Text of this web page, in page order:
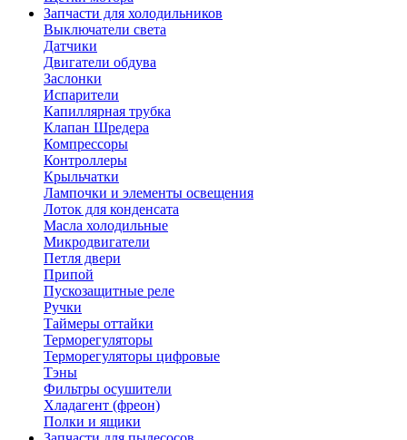
Запчасти для холодильников
Выключатели света
Датчики
Двигатели обдува
Заслонки
Испарители
Капиллярная трубка
Клапан Шредера
Компрессоры
Контроллеры
Крыльчатки
Лампочки и элементы освещения
Лоток для конденсата
Масла холодильные
Микродвигатели
Петля двери
Припой
Пускозащитные реле
Ручки
Таймеры оттайки
Терморегуляторы
Терморегуляторы цифровые
Тэны
Фильтры осушители
Хладагент (фреон)
Полки и ящики